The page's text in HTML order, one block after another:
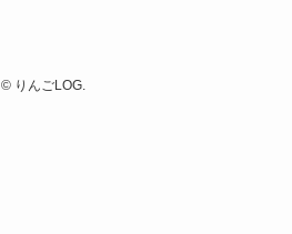
© りんごLOG.